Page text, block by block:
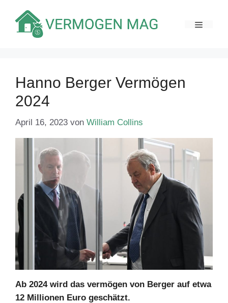
Inhalt
springen
Hanno Berger Vermögen
2024
April 16, 2023 von William Collins
Ab 2024 wird das vermögen von Berger auf etwa
12 Millionen Euro geschätzt.